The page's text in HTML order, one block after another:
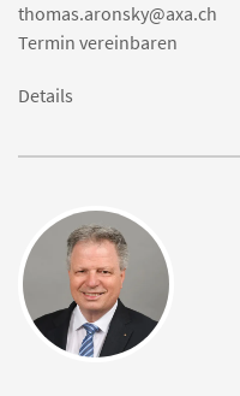
thomas.aronsky@axa.ch
Termin vereinbaren
Details